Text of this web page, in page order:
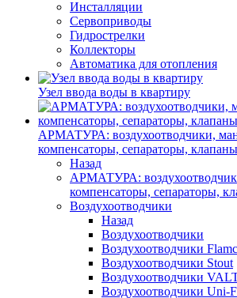
Инсталляции
Сервоприводы
Гидрострелки
Коллекторы
Автоматика для отопления
Узел ввода воды в квартиру
АРМАТУРА: воздухоотводчики,
компенсаторы, сепараторы, клапаны
Назад
АРМАТУРА:
компенсаторы, сепараторы,
Воздухоотводчики
Назад
Воздухоотводчики
Воздухоотводчики
Воздухоотводчики Stout
Воздухоотводчики
Воздухоотводчики Uni-